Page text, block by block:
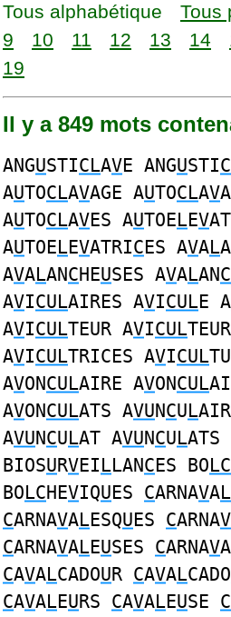
Tous alphabétique Tous
9
10 11 12 13 14
19
Il y a 849 mots
ANGUSTICLAVE ANGUSTI
AUTOCLAVAGE AUTOCLAV
AUTOCLAVES AUTOELEV
AUTOELEVATRICES AVAL
AVALANCHEUSES AVALANC
AVICULAIRES AVICULE A
AVICULTEUR AVICUL
AVICULTRICES AVICUL
AVONCULAIRE AVONCUL
AVONCULATS AVUNCUL
AVUNCULAT AVUNCULATS
BIOSURVEILLANCES BOLC
BOLCHEVIQUES CARNAVAL
CARNAVALESQUES CARNAV
CARNAVALEUSES CARNAVA
CAVALCADOUR CAVALCADO
CAVALEURS CAVALEUSE C